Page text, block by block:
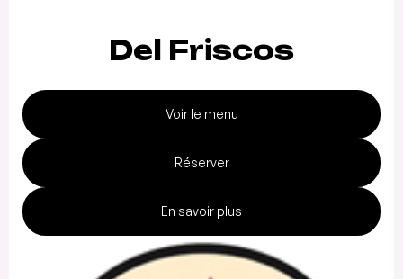
Del Friscos
Voir le menu
Réserver
En savoir plus